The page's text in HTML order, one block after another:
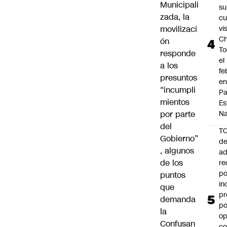
Municipali
zada, la
movilizaci
ón
responde
a los
presuntos
“incumpli
mientos
por parte
del
Gobierno”
, algunos
de los
puntos
que
demanda
la
Confusan
su
el